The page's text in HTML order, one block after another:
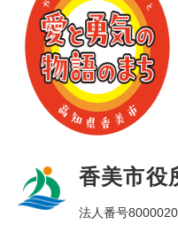
香美市役
法人番号